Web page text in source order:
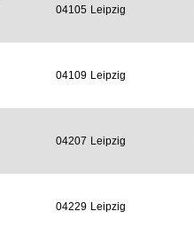
04105 Leipzig
04109 Leipzig
04207 Leipzig
04229 Leipzig